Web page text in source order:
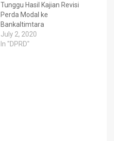
Tunggu Hasil Kajian Revisi
Perda Modal ke
Bankaltimtara
July 2, 2020
In "DPRD"